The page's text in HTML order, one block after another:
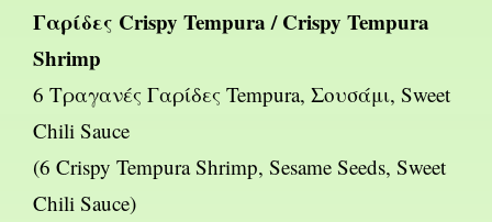
Γαρίδες Crispy Tempura / Crispy Tempura
Shrimp
6 Τραγανές Γαρίδες Tempura, Σουσάμι, Sweet
Chili Sauce
(6 Crispy Tempura Shrimp, Sesame Seeds, Sweet
Chili Sauce)